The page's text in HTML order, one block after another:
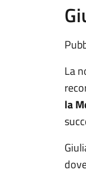
La
la